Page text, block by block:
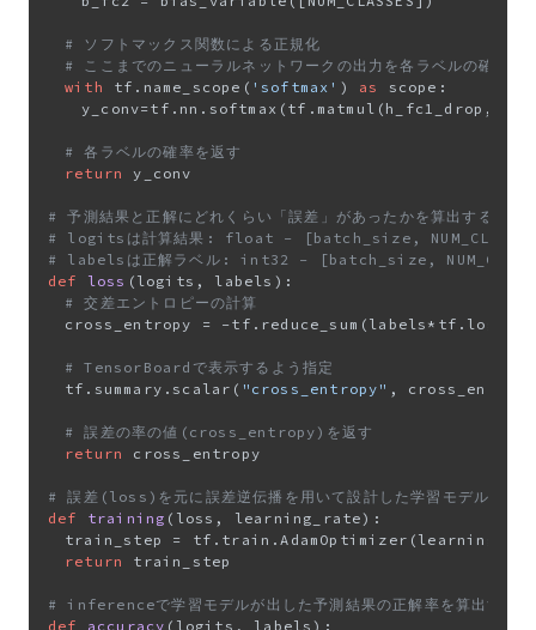
# ソフトマックス関数による正規化
# ここまでのニューラルネットワークの出力を各ラベルの確率へ
with
tf.name_scope( 'softmax' ) as
scope:
# 各ラベルの確率を返す
return
y_conv
# 予測結果と正解にどれくらい「誤差」があったかを算出する
# logitsは計算結果: float - [batch_size,
# labelsは正解ラベル: int32 - [batch_size,
def
loss ( logits, labels ):
# 交差エントロピーの計算
# TensorBoardで表示するよう指定
	tf.summary.scalar(
"cross_entropy" ,
# 誤差の率の値(cross_entropy)を返す
return
cross_entropy
# 誤差(loss)を元に誤差逆伝播を用いて設計した学習モデルを訓
def
training ( loss, learning_rate):
return
train_step
# inferenceで学習モデルが出した予測結果の正解率を算出する
def
accuracy ( logits, labels ):